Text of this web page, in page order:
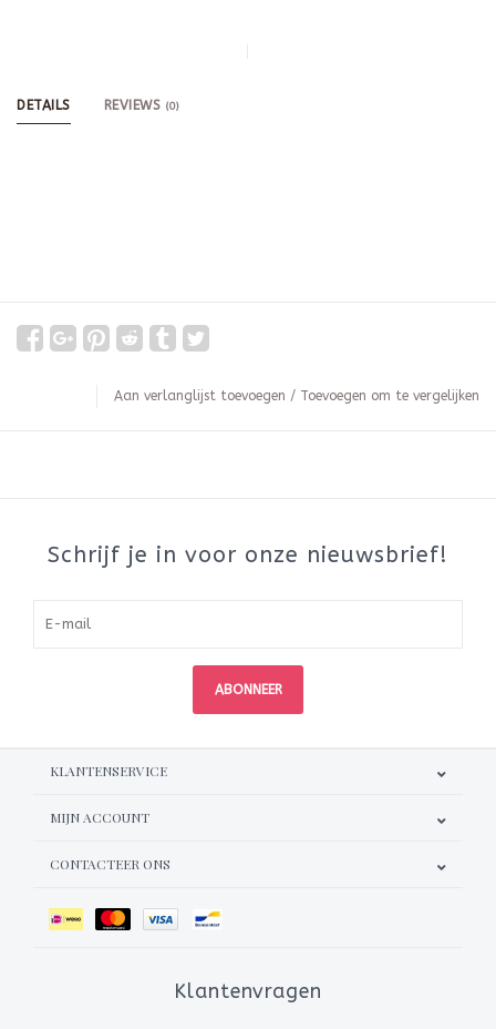
DETAILS REVIEWS (0)
Aan verlanglijst toevoegen / Toevoegen om te vergelijken
Schrijf je in voor onze nieuwsbrief!
ABONNEER
KLANTENSERVICE
MIJN ACCOUNT
CONTACTEER ONS
Klantenvragen